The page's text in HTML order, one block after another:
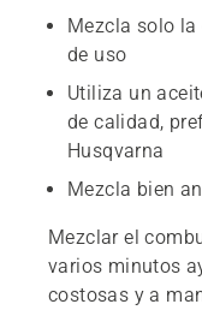
Mezcla solo
de uso
Utiliza un
de calidad,
Husqvarna
Mezcla bien
Mezclar el
varios minutos
costosas y a